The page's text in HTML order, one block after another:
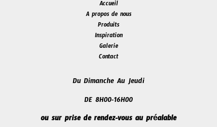
Accueil
A propos de nous
Produits
Inspiration
Galerie
Contact
Du Dimanche Au Jeudi
DE 8H00-16H00
ou sur prise de rendez-vous au préalable